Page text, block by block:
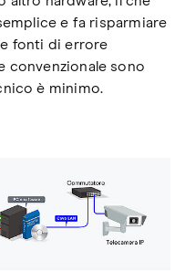
e fa risparmiare
fonti di errore
convenzionale sono
è minimo.